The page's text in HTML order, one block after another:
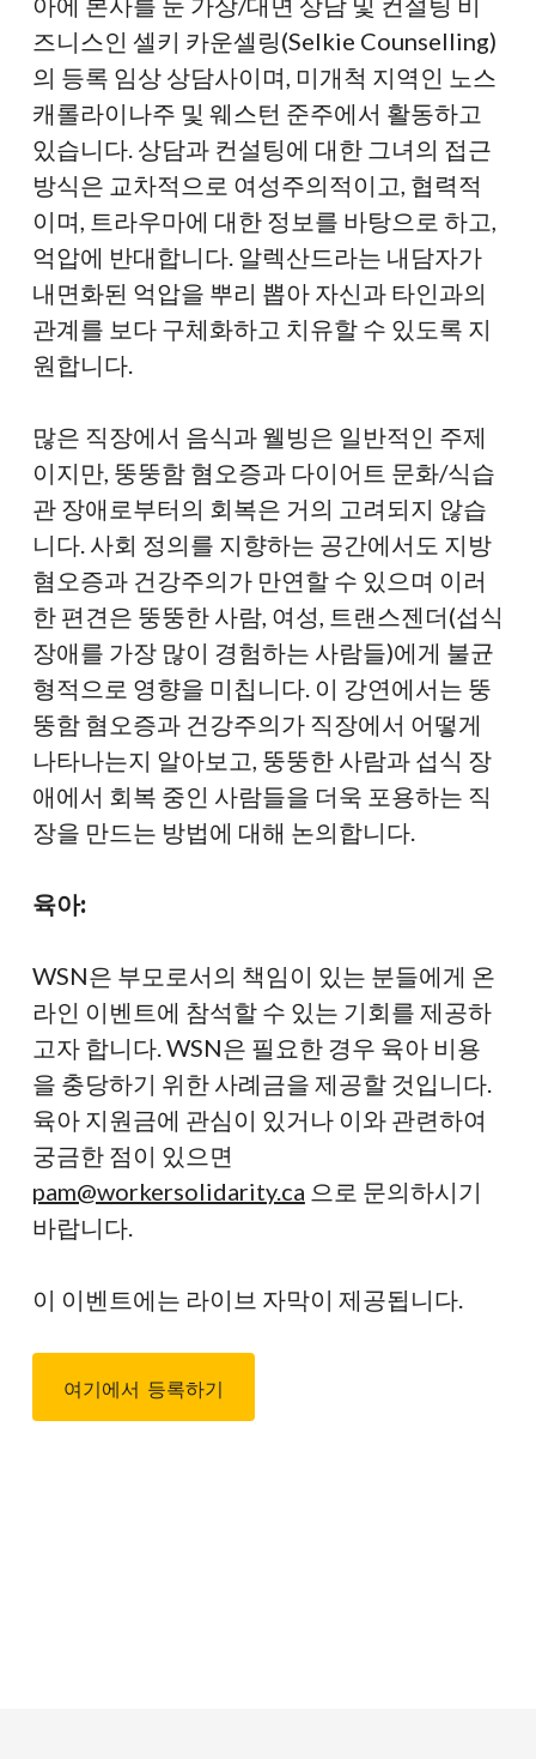
즈니스인 셀키 카운셀링(Selkie Counselling)
의 등록 임상 상담사이며, 미개척 지역인 노스
캐롤라이나주 및 웨스턴 준주에서 활동하고
있습니다. 상담과 컨설팅에 대한 그녀의 접근
방식은 교차적으로 여성주의적이고, 협력적
이며, 트라우마에 대한 정보를 바탕으로 하고,
억압에 반대합니다. 알렉산드라는 내담자가
내면화된 억압을 뿌리 뽑아 자신과 타인과의
관계를 보다 구체화하고 치유할 수 있도록 지
원합니다.
많은 직장에서 음식과 웰빙은 일반적인 주제
이지만, 뚱뚱함 혐오증과 다이어트 문화/식습
관 장애로부터의 회복은 거의 고려되지 않습
니다. 사회 정의를 지향하는 공간에서도 지방
혐오증과 건강주의가 만연할 수 있으며 이러
한 편견은 뚱뚱한 사람, 여성, 트랜스젠더(섭식
장애를 가장 많이 경험하는 사람들)에게 불균
형적으로 영향을 미칩니다. 이 강연에서는 뚱
뚱함 혐오증과 건강주의가 직장에서 어떻게
나타나는지 알아보고, 뚱뚱한 사람과 섭식 장
애에서 회복 중인 사람들을 더욱 포용하는 직
장을 만드는 방법에 대해 논의합니다.
육아:
WSN은 부모로서의 책임이 있는 분들에게 온
라인 이벤트에 참석할 수 있는 기회를 제공하
고자 합니다. WSN은 필요한 경우 육아 비용
을 충당하기 위한 사례금을 제공할 것입니다.
육아 지원금에 관심이 있거나 이와 관련하여
궁금한 점이 있으면
pam@workersolidarity.ca 으로 문의하시기
바랍니다.
이 이벤트에는 라이브 자막이 제공됩니다.
여기에서 등록하기